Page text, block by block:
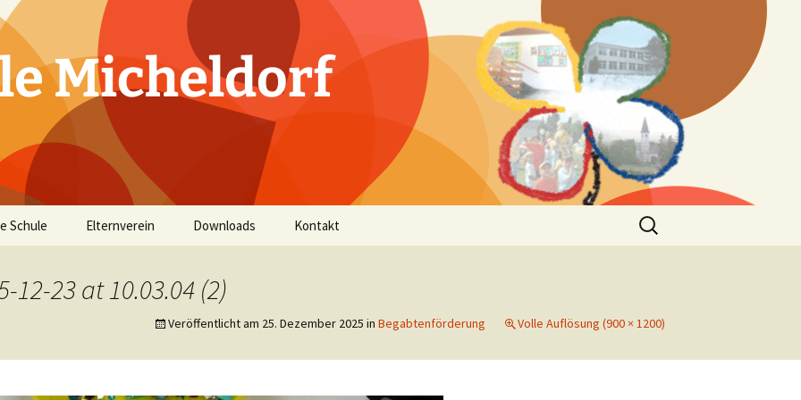
Micheldorf
Schule Elternverein
Informationen
Downloads Kontakt
Suchen
nach:
12-23 at 10.03.04 (2)
Veröffentlicht am 25. Dezember 2025 in Begabtenförderung Volle Auflösung (900 × 1200)